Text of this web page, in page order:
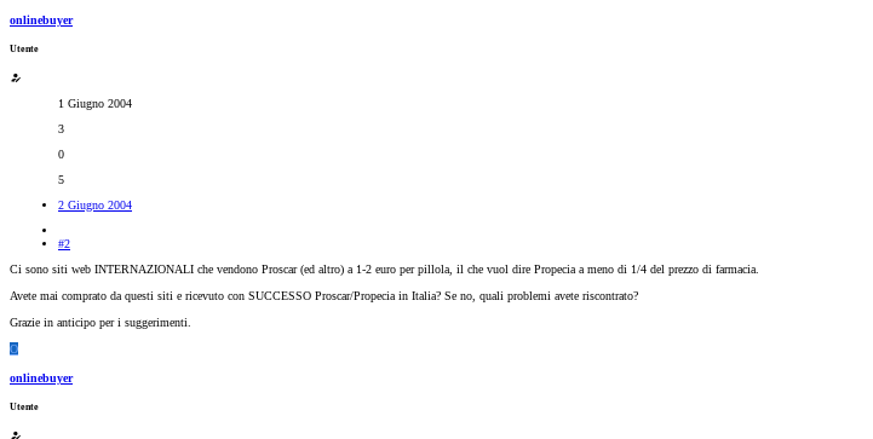
onlinebuyer
Utente
1 Giugno 2004
3
0
5
2 Giugno 2004
#2
Ci sono siti web INTERNAZIONALI che vendono Proscar (ed altro) a 1-2 euro per pillola, il che vuol dire Propecia a meno di 1/4 del prezzo di farmacia.
Avete mai comprato da questi siti e ricevuto con SUCCESSO Proscar/Propecia in Italia? Se no, quali problemi avete riscontrato?
Grazie in anticipo per i suggerimenti.
O
onlinebuyer
Utente